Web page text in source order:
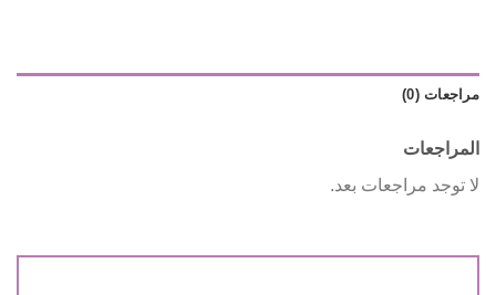
مراجعات (0)
المراجعات
لا توجد مراجعات بعد.